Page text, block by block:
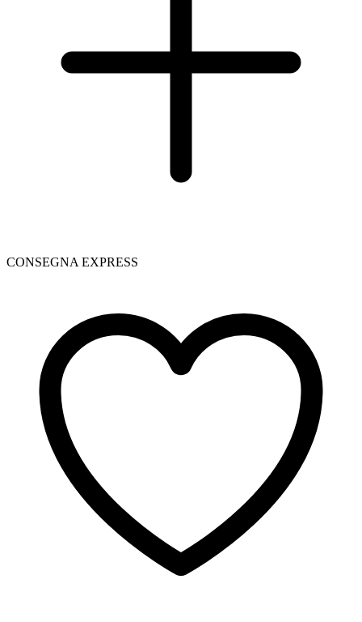
CONSEGNA EXPRESS